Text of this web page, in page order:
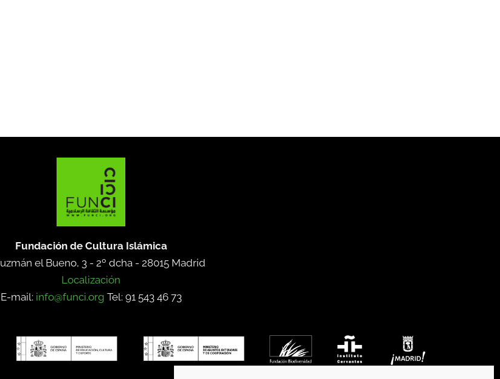
Fundación de Cultura Islámica
el Bueno, 3 - 2º dcha - 28015 Madrid
Localización
E-mail: info@funci.org Tel: 91 543 46 73